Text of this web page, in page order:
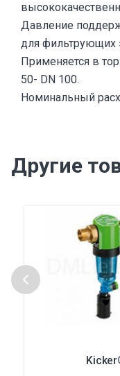
Давление
для фильтрующих
Применяется в
50- DN 100.
Номинальный
Другие